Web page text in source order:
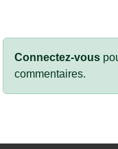
Connectez-vous
commentaires.